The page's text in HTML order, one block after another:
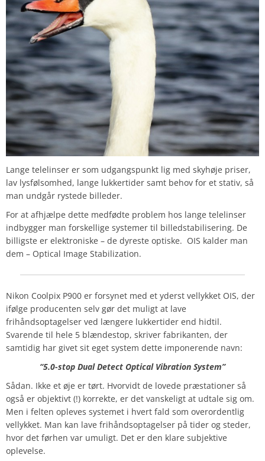
Lange telelinser er som udgangspunkt lig med skyhøje priser,
lav lysfølsomhed, lange lukkertider samt behov for et stativ, så
man undgår rystede billeder.
For at afhjælpe dette medfødte problem hos lange telelinser
indbygger man forskellige systemer til billedstabilisering. De
billigste er elektroniske – de dyreste optiske. OIS kalder man
dem – Optical Image Stabilization.
Nikon Coolpix P900 er forsynet med et yderst vellykket OIS, der
ifølge producenten selv gør det muligt at lave
frihåndsoptagelser ved længere lukkertider end hidtil.
Svarende til hele 5 blændestop, skriver fabrikanten, der
samtidig har givet sit eget system dette imponerende navn:
“5.0-stop Dual Detect Optical Vibration System”
Sådan. Ikke et øje er tørt. Hvorvidt de lovede præstationer så
også er objektivt (!) korrekte, er det vanskeligt at udtale sig om.
Men i felten opleves systemet i hvert fald som overordentlig
vellykket. Man kan lave frihåndsoptagelser på tider og steder,
hvor det førhen var umuligt. Det er den klare subjektive
oplevelse.